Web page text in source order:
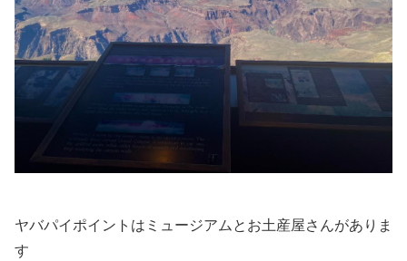
ヤバパイポイントはミュージアムとお土産屋さんがありま
す